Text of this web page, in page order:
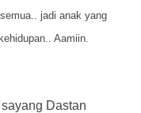
jadi anak yang
Aamiin.
Dastan